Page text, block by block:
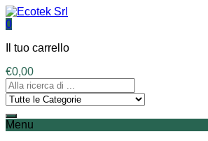
0
Il tuo carrello
€0,00
Menu